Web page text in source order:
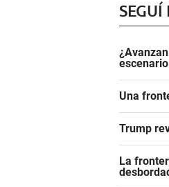
SEGUÍ
Una
Trump
La